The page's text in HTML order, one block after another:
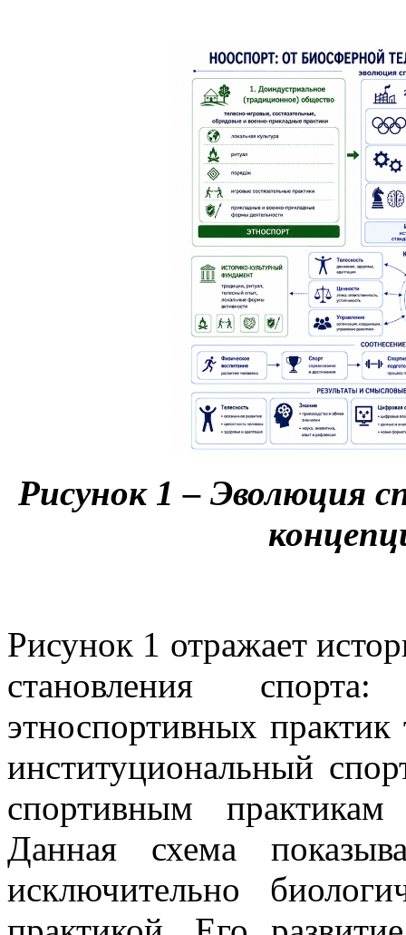
Рисунок 1 – Эволюция
Рисунок 1 отражает
становления
этноспортивных
институциональный
спортивным
Данная схема
исключительно